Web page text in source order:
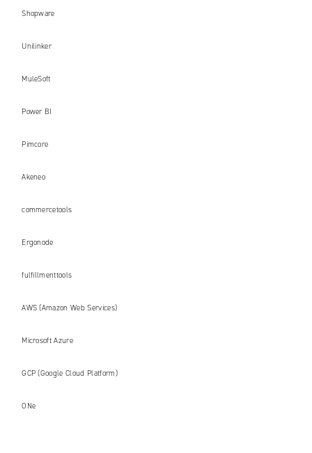
Shopware
Unilinker
MuleSoft
Power BI
Pimcore
Akeneo
commercetools
Ergonode
fulfillmenttools
AWS (Amazon Web Services)
Microsoft Azure
GCP (Google Cloud Platform)
ONe